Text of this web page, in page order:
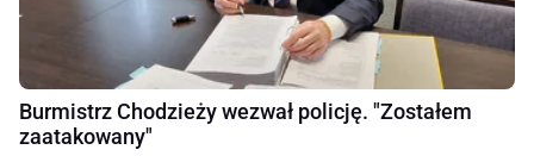
Burmistrz Chodzieży wezwał policję. "Zostałem
zaatakowany"